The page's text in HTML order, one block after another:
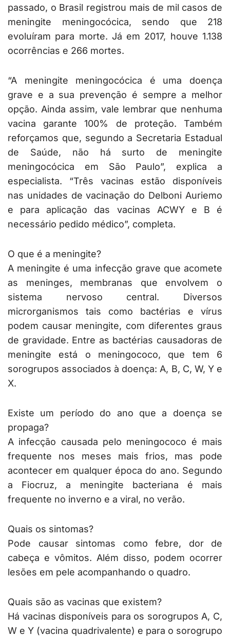
passado, o Brasil registrou mais de mil casos de
meningite meningocócica, sendo que 218
evoluíram para morte. Já em 2017, houve 1.138
ocorrências e 266 mortes.
“A meningite meningocócica é uma doença
grave e a sua prevenção é sempre a melhor
opção. Ainda assim, vale lembrar que nenhuma
vacina garante 100% de proteção. Também
reforçamos que, segundo a Secretaria Estadual
de Saúde, não há surto de meningite
meningocócica em São Paulo”, explica a
especialista. “Três vacinas estão disponíveis
nas unidades de vacinação do Delboni Auriemo
e para aplicação das vacinas ACWY e B é
necessário pedido médico”, completa.
O que é a meningite?
A meningite é uma infecção grave que acomete
as meninges, membranas que envolvem o
sistema nervoso central. Diversos
microrganismos tais como bactérias e vírus
podem causar meningite, com diferentes graus
de gravidade. Entre as bactérias causadoras de
meningite está o meningococo, que tem 6
sorogrupos associados à doença: A, B, C, W, Y e
X.
Existe um período do ano que a doença se
propaga?
A infecção causada pelo meningococo é mais
frequente nos meses mais frios, mas pode
acontecer em qualquer época do ano. Segundo
a Fiocruz, a meningite bacteriana é mais
frequente no inverno e a viral, no verão.
Quais os sintomas?
Pode causar sintomas como febre, dor de
cabeça e vômitos. Além disso, podem ocorrer
lesões em pele acompanhando o quadro.
Quais são as vacinas que existem?
Há vacinas disponíveis para os sorogrupos A, C,
W e Y (vacina quadrivalente) e para o sorogrupo